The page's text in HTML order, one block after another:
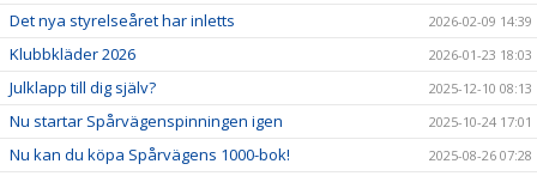
Det nya styrelseåret har inletts 2026-02-09 14:39
Klubbkläder 2026 2026-01-23 18:03
Julklapp till dig själv? 2025-12-10 08:13
Nu startar Spårvägenspinningen igen 2025-10-24 17:01
Nu kan du köpa Spårvägens 1000-bok! 2025-08-26 07:28